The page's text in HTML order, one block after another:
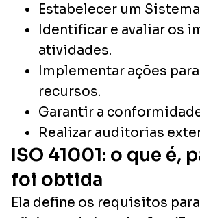
Estabelecer um
Identificar e avaliar os
atividades.
Implementar ações
recursos.
Garantir a
Realizar auditorias
ISO 41001: o que é,
foi obtida
Ela define os requisitos